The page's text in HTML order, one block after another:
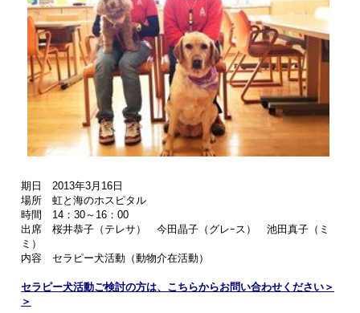
期日 2013年3月16日
場所 虹と海のホスピタル
時間 14：30～16：00
出席 桜井恭子（テレサ） 今田晶子（グレｰス） 池田真子（ミ
ミ）
内容 セラピー犬活動（動物介在活動）
セラピー犬活動ご検討の方は、こちらからお問い合わせください＞
＞